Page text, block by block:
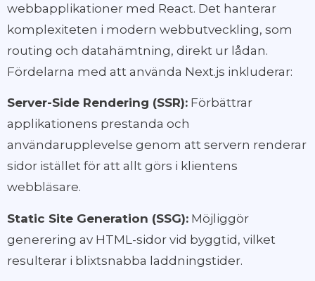
webbapplikationer med React. Det hanterar
komplexiteten i modern webbutveckling, som
routing och datahämtning, direkt ur lådan.
Fördelarna med att använda Next.js inkluderar:
Server-Side Rendering (SSR): Förbättrar
applikationens prestanda och
användarupplevelse genom att servern renderar
sidor istället för att allt görs i klientens
webbläsare.
Static Site Generation (SSG): Möjliggör
generering av HTML-sidor vid byggtid, vilket
resulterar i blixtsnabba laddningstider.